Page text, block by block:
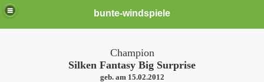
bunte-windspiele
Champion
Silken Fantasy Big Surprise
geb. am 15.02.2012